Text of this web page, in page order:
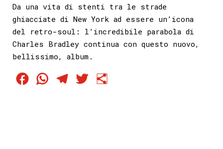
Da una vita di stenti tra le strade
ghiacciate di New York ad essere un’icona
del retro-soul: l’incredibile parabola di
Charles Bradley continua con questo nuovo,
bellissimo, album.
Facebook
WhatsApp
Telegram
Twitter